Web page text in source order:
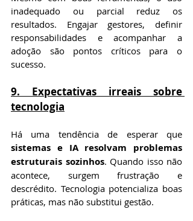
inadequado ou parcial reduz os
resultados. Engajar gestores, definir
responsabilidades e acompanhar a
adoção são pontos críticos para o
sucesso.
9. Expectativas irreais sobre
tecnologia
sistemas e IA resolvam problemas
estruturais sozinhos. Quando isso não
acontece, surgem frustração e
descrédito. Tecnologia potencializa boas
práticas, mas não substitui gestão.